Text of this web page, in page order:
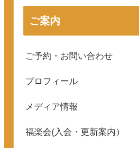
ご案内
ご予約・お問い合わせ
プロフィール
メディア情報
福楽会(入会・更新案内）